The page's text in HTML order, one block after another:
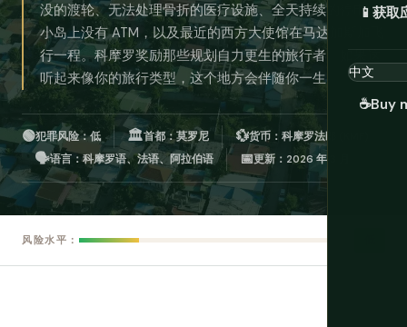
📱 获取
☕Buy
没的渡轮、无法处理骨折的医疗设施、全天持续的停电、
小岛上没有 ATM，以及最近的西方大使馆在马达加斯加飞
行一程。科摩罗奖励那些规划自力更生的旅行者。如果这
听起来像你的旅行类型，这个地方会伴随你一生。
🟢犯罪风险：低 🏛️首都：莫罗尼 💱货币：科摩罗法郎 (KMF)
🗣️语言：科摩罗语、法语、阿拉伯语 📅更新：2026 年 3 月
风险水平：